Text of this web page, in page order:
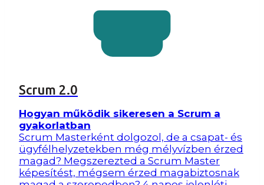
Scrum 2.0
Hogyan működik sikeresen a Scrum a
gyakorlatban
Scrum Masterként dolgozol, de a csapat- és
ügyfélhelyzetekben még mélyvízben érzed
magad? Megszerezted a Scrum Master
képesítést, mégsem érzed magabiztosnak